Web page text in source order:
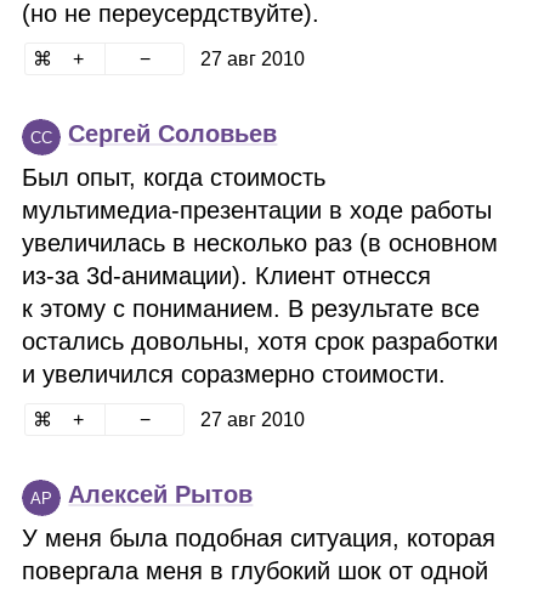
(но не переусердствуйте).
27 авг 2010
СС
Сергей Соловьев
Был опыт, когда стоимость
мультимедиа‑презентации в ходе работы
увеличилась в несколько раз (в основном
из‑за 3d‑анимации). Клиент отнесся
к этому с пониманием. В результате все
остались довольны, хотя срок разработки
и увеличился соразмерно стоимости.
27 авг 2010
АР
Алексей Рытов
У меня была подобная ситуация, которая
повергала меня в глубокий шок от одной